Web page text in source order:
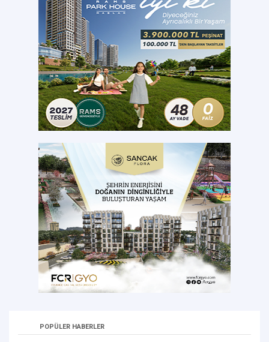
POPÜLER HABERLER